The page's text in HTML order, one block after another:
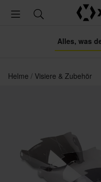
Alles, was
Helme Visiere & Zubehör